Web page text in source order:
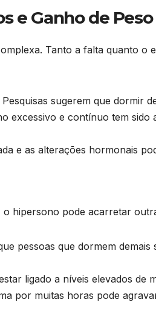
e Ganho de Peso
Tanto a falta quanto
Pesquisas sugerem que dormir
excessivo e contínuo tem sido
e as alterações hormonais
hipersono pode acarretar
pessoas que dormem
ligado a níveis elevados de
por muitas horas pode